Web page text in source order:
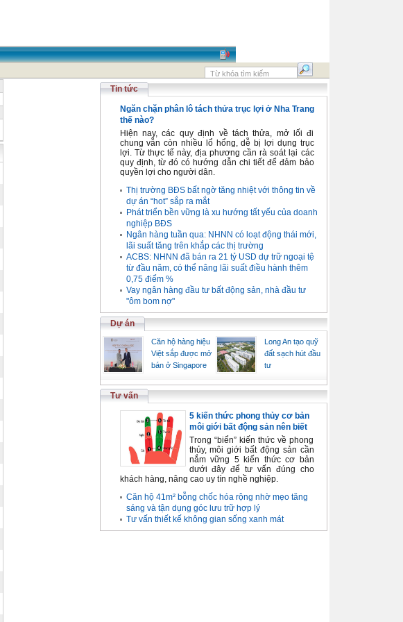
Tin tức
Ngăn chặn phân lô tách thửa trục lợi ở Nha Trang
thế nào?
Hiện nay, các quy định về tách thửa, mở lối đi
chung vẫn còn nhiều lổ hổng, dễ bị lợi dụng trục
lợi. Từ thực tế này, địa phương cần rà soát lại các
quy định, từ đó có hướng dẫn chi tiết để đảm bảo
quyền lợi cho người dân.
Thị trường BĐS bất ngờ tăng nhiệt với thông tin về
dự án “hot” sắp ra mắt
Phát triển bền vững là xu hướng tất yếu của doanh
nghiệp BĐS
Ngân hàng tuần qua: NHNN có loạt động thái mới,
lãi suất tăng trên khắp các thị trường
ACBS: NHNN đã bán ra 21 tỷ USD dự trữ ngoại tệ
từ đầu năm, có thể nâng lãi suất điều hành thêm
0,75 điểm %
Vay ngân hàng đầu tư bất động sản, nhà đầu tư
"ôm bom nợ"
Dự án
Căn hộ hàng hiệu
Việt sắp được mở
bán ở Singapore
Long An tạo quỹ
đất sạch hút đầu
tư
Tư vấn
5 kiến thức phong thủy cơ bản
môi giới bất động sản nên biết
Trong “biển” kiến thức về phong
thủy, môi giới bất động sản cần
nắm vững 5 kiến thức cơ bản
dưới đây để tư vấn đúng cho
khách hàng, nâng cao uy tín nghề nghiệp.
Căn hộ 41m² bỗng chốc hóa rộng nhờ mẹo tăng
sáng và tận dụng góc lưu trữ hợp lý
Tư vấn thiết kế không gian sống xanh mát